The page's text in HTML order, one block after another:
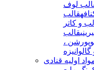
لوف
قالب
و کاتر
قالب
،
اولیه قنادی